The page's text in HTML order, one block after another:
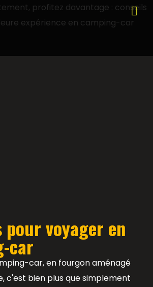
pour voyager en
car
car, en fourgon aménagé
c'est bien plus que simplement